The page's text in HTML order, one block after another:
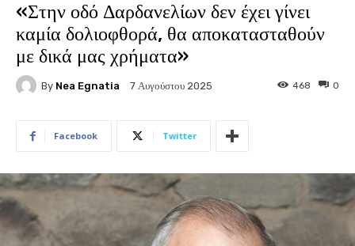
«Στην οδό Δαρδανελίων δεν έχει γίνει
καμία δολιοφθορά, θα αποκατασταθούν
με δικά μας χρήματα»
By Nea Egnatia 7 Αυγούστου 2025 0
468
Facebook Twitter